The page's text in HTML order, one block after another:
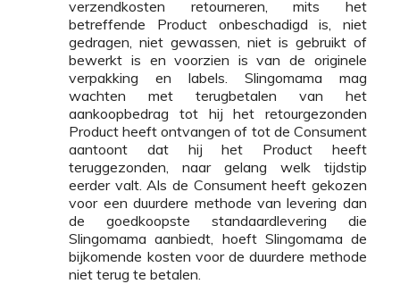
verzendkosten retourneren, mits het
betreffende Product onbeschadigd is, niet
gedragen, niet gewassen, niet is gebruikt of
bewerkt is en voorzien is van de originele
verpakking en labels. Slingomama mag
wachten met terugbetalen van het
aankoopbedrag tot hij het retourgezonden
Product heeft ontvangen of tot de Consument
aantoont dat hij het Product heeft
teruggezonden, naar gelang welk tijdstip
eerder valt. Als de Consument heeft gekozen
voor een duurdere methode van levering dan
de goedkoopste standaardlevering die
Slingomama aanbiedt, hoeft Slingomama de
bijkomende kosten voor de duurdere methode
niet terug te betalen.